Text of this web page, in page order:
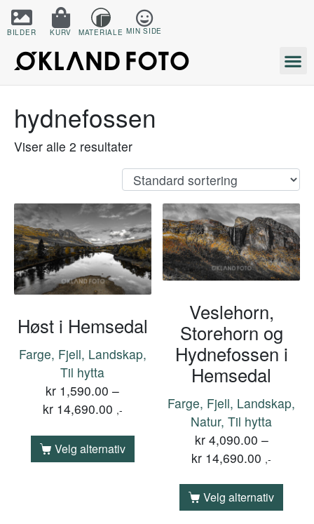
BILDER KURV MATERIALE MIN SIDE
hydnefossen
Viser alle 2 resultater
Høst i Hemsedal
Farge, Fjell, Landskap,
Til hytta
kr 1,590.00 –
kr14,690.00 ,-
Velg alternativ
Veslehorn,
Storehorn og
Hydnefossen i
Hemsedal
Farge, Fjell, Landskap,
Natur, Til hytta
kr4,090.00 –
kr 14,690.00 ,-
Velg alternativ